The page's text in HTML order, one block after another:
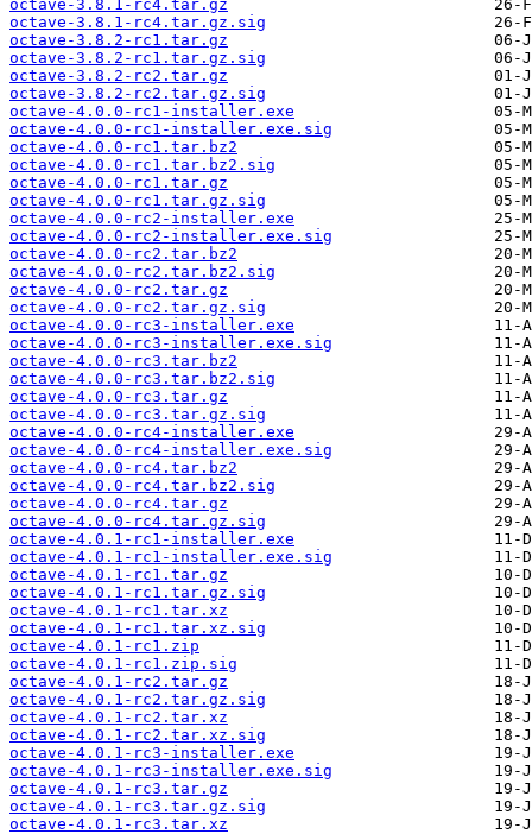
octave-3.8.1-rc4.tar.gz
octave-3.8.1-rc4.tar.gz.sig
octave-3.8.2-rc1.tar.gz
octave-3.8.2-rc1.tar.gz.sig
octave-3.8.2-rc2.tar.gz
octave-3.8.2-rc2.tar.gz.sig
octave-4.0.0-rc1-installer.exe
octave-4.0.0-rc1-installer.exe.sig
octave-4.0.0-rc1.tar.bz2
octave-4.0.0-rc1.tar.bz2.sig
octave-4.0.0-rc1.tar.gz
octave-4.0.0-rc1.tar.gz.sig
octave-4.0.0-rc2-installer.exe
octave-4.0.0-rc2-installer.exe.sig
octave-4.0.0-rc2.tar.bz2
octave-4.0.0-rc2.tar.bz2.sig
octave-4.0.0-rc2.tar.gz
octave-4.0.0-rc2.tar.gz.sig
octave-4.0.0-rc3-installer.exe
octave-4.0.0-rc3-installer.exe.sig
octave-4.0.0-rc3.tar.bz2
octave-4.0.0-rc3.tar.bz2.sig
octave-4.0.0-rc3.tar.gz
octave-4.0.0-rc3.tar.gz.sig
octave-4.0.0-rc4-installer.exe
octave-4.0.0-rc4-installer.exe.sig
octave-4.0.0-rc4.tar.bz2
octave-4.0.0-rc4.tar.bz2.sig
octave-4.0.0-rc4.tar.gz
octave-4.0.0-rc4.tar.gz.sig
octave-4.0.1-rc1-installer.exe
octave-4.0.1-rc1-installer.exe.sig
octave-4.0.1-rc1.tar.gz
octave-4.0.1-rc1.tar.gz.sig
octave-4.0.1-rc1.tar.xz
octave-4.0.1-rc1.tar.xz.sig
octave-4.0.1-rc1.zip
octave-4.0.1-rc1.zip.sig
octave-4.0.1-rc2.tar.gz
octave-4.0.1-rc2.tar.gz.sig
octave-4.0.1-rc2.tar.xz
octave-4.0.1-rc2.tar.xz.sig
octave-4.0.1-rc3-installer.exe
octave-4.0.1-rc3-installer.exe.sig
octave-4.0.1-rc3.tar.gz
octave-4.0.1-rc3.tar.gz.sig
octave-4.0.1-rc3.tar.xz